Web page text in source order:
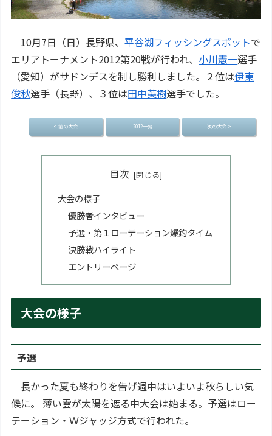
10月7日（日）長野県、平谷湖フィッシングスポットで
エリアトーナメント2012第20戦が行われ、 小川憲一選手
（愛知）がサドンデスを制し勝利しました。２位は伊東
俊秋選手（長野）、３位は田中英樹選手でした。
< 前の大会 2012一覧 次の大会 >
目次
大会の様子
優勝者インタビュー
予選・第１ローテーション爆釣タイム
決勝戦ハイライト
エントリーページ
大会の様子
予選
長かった夏も終わりを告げ週中はいよいよ秋らしい気
候に。 薄い雲が太陽を遮る中大会は始まる。予選はロー
テーション・Ｗジャッジ方式で行われた。